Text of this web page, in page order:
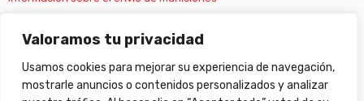
Valoramos tu privacidad
Usamos cookies para mejorar su experiencia de navegación,
mostrarle anuncios o contenidos personalizados y analizar
Información sobre el envío de armas
Cambios y devoluciones